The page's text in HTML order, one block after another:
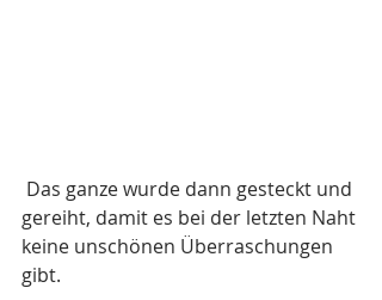
gereiht, damit es bei der letzten Naht
keine unschönen Überraschungen
gibt.